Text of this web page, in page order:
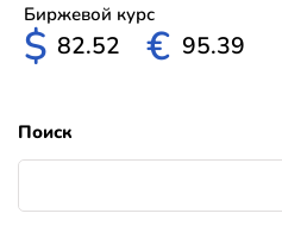
Биржевой курс
$ 82.52 € 95.39
Поиск